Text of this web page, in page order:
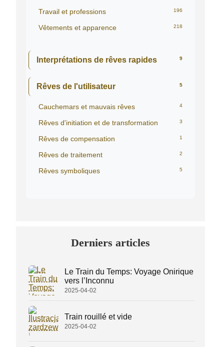
Travail et professions 196
Vêtements et apparence 218
Interprétations de rêves rapides 9
Rêves de l'utilisateur 5
Cauchemars et mauvais rêves 4
Rêves d'initiation et de transformation 3
Rêves de compensation 1
Rêves de traitement 2
Rêves symboliques 5
Derniers articles
Le Train du Temps: Voyage Onirique
vers l’Inconnu
2025-04-02
Train rouillé et vide
2025-04-02